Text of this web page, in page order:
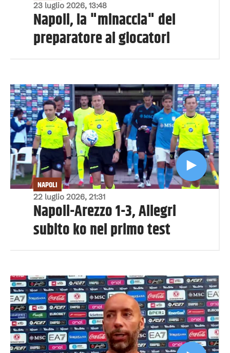
23 luglio 2026, 13:48
Napoli, la "minaccia" del
preparatore ai giocatori
22 luglio 2026, 21:31
NAPOLI
Napoli-Arezzo 1-3, Allegri
subito ko nel primo test